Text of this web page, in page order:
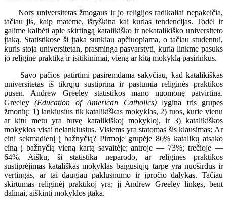
Nors universitetas žmogaus ir jo religijos radikaliai nepakeičia,
tačiau jis, kaip matėme, išryškina kai kurias tendencijas. Todėl ir
galime kalbėti apie skirtingą katalikiško ir nekatalikiško universiteto
įtaką. Statistikose ši įtaka sunkiau apčiuopiama, o tačiau studentui,
kuris stoja universitetan, prasminga pasvarstyti, kuria linkme pasuks
jo religinė praktika ir įsitikinimai, vieną ar kitą mokyklą pasirinkus.
Savo pačios patirtimi pasiremdama sakyčiau, kad katalikiškas
universitetas iš tikrųjų sustiprina ir pastumia religinės praktikos
pusėn. Andrew Greeley statistikos mano nuomonę patvirtina.
Greeley(Education of American Catholics)lygina tris grupes
žmonių: 1) lankiusius tik katalikiškas mokyklas, 2) tuos, kurie vienu
ar kitu metu yra buvę katalikiškoj mokykloj, ir 3) katalikiškos
mokyklos visai nelankiusius. Visiems yra statomas šis klausimas: Ar
eini sekmadienį į bažnyčią? Pirmoje grupėje 86% katalikų atsako
einą į bažnyčią vieną kartą savaitėje; antroje — 73%; trečioje —
64%. Aišku, ši statistika neparodo, ar religinės praktikos
sustiprėjimas katališkas mokyklas baigusiųjų tarpe yra nuoširdus ir
vertingas, ar tai daugiau paklusnumo ir įpročio dalykas. Tačiau
skirtumas religinėj praktikoj yra; jį Andrew Greeley linkęs, bent
dalinai, aiškinti mokyklos įtaka.